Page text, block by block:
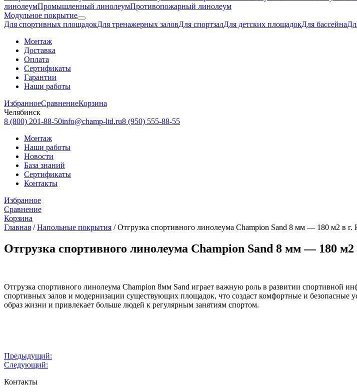
линолеумПромышленный линолеумПротивопожарный линолеум
Модульное покрытие
Для спортивных площадокДля тренажерных заловДля спортзалДля детских площадокДля бассейна
Монтаж
Доставка
Оплата
Сертификаты
Гарантии
Наши работы
ИзбранноеСравнениеКорзина
Челябинск
8 (800) 201-88-50info@champ-ltd.ru8 (950) 555-88-55
Монтаж
Наши работы
Новости
База знаний
Сертификаты
Контакты
Избранное
Сравнение
Корзина
Главная /Напольные покрытия /Отгрузка спортивного линолеума Champion Sand 8 мм — 180 м2 в г.
Отгрузка спортивного линолеума Champion Sand 8 мм — 180 м2
Отгрузка спортивного линолеума Champion 8мм Sand играет важную роль в развитии спортивной
спортивных залов и модернизации существующих площадок, что создаст комфортные и безопасные
образ жизни и привлекает больше людей к регулярным занятиям спортом.
Навигация
по
записям
Предыдущий:
Следующий:
Контакты